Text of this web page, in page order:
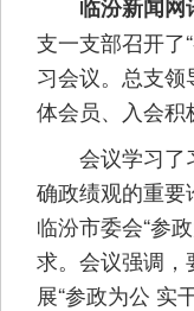
临汾新闻网
支一支部召开了
习会议。总支
体会员、入会积
会议学习了
确政绩观的重要
临汾市委会“参
求。会议强调
展“参政为公 实